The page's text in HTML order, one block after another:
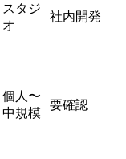
スタジ
オ
社内開発
個人〜
中規模
要確認